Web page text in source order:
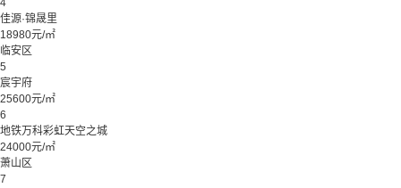
4
佳源·锦晟里
18980元/㎡
临安区
5
宸宇府
25600元/㎡
6
地铁万科彩虹天空之城
24000元/㎡
萧山区
7